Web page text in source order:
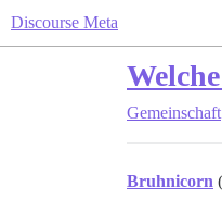
Discourse Meta
Gemeinschaft
Bruhnicorn